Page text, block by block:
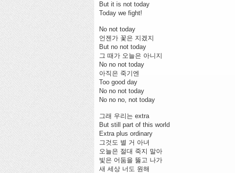
But it is not today
Today we fight!
No not today
언젠가 꽃은 지겠지
But no not today
그 때가 오늘은 아니지
No no not today
아직은 죽기엔
Too good day
No no not today
No no no, not today
그래 우리는 extra
But still part of this world
Extra plus ordinary
그것도 별 거 아녀
오늘은 절대 죽지 말아
빛은 어둠을 뚫고 나가
새 세상 너도 원해